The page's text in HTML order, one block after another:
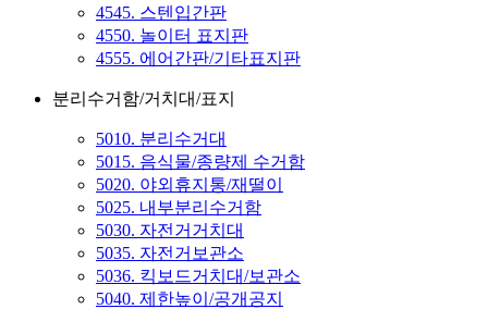
4545. 스텐입간판
4550. 놀이터 표지판
4555. 에어간판/기타표지판
분리수거함/거치대/표지
5010. 분리수거대
5015. 음식물/종량제 수거함
5020. 야외휴지통/재떨이
5025. 내부분리수거함
5030. 자전거거치대
5035. 자전거보관소
5036. 킥보드거치대/보관소
5040. 제한높이/공개공지